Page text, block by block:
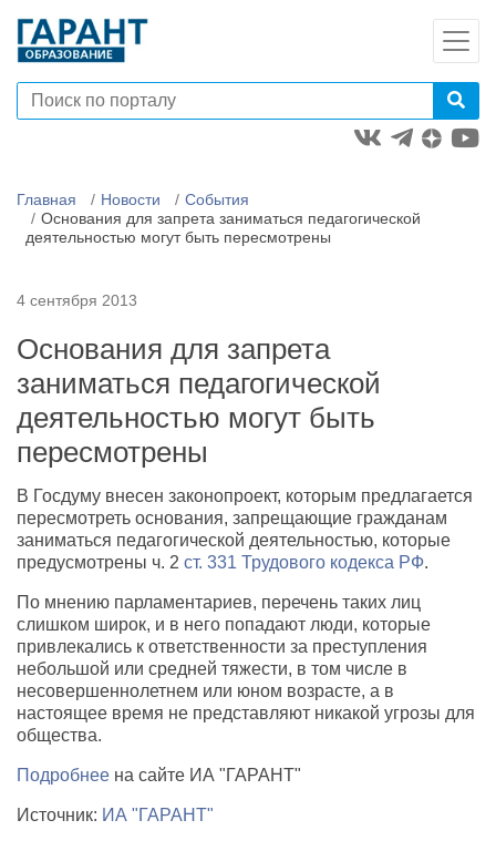
Главная Новости
События
Основания для запрета заниматься педагогической
деятельностью могут быть пересмотрены
4 сентября 2013
Основания для запрета
заниматься педагогической
деятельностью могут быть
пересмотрены
В Госдуму внесен законопроект, которым предлагается
пересмотреть основания, запрещающие гражданам
заниматься педагогической деятельностью, которые
предусмотрены ч. 2 ст. 331 Трудового кодекса РФ.
По мнению парламентариев, перечень таких лиц
слишком широк, и в него попадают люди, которые
привлекались к ответственности за преступления
небольшой или средней тяжести, в том числе в
несовершеннолетнем или юном возрасте, а в
настоящее время не представляют никакой угрозы для
общества.
Подробнее на сайте ИА "ГАРАНТ"
Источник: ИА "ГАРАНТ"